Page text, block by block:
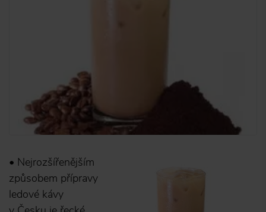
• Nejrozšířenějším
způsobem přípravy
ledové kávy